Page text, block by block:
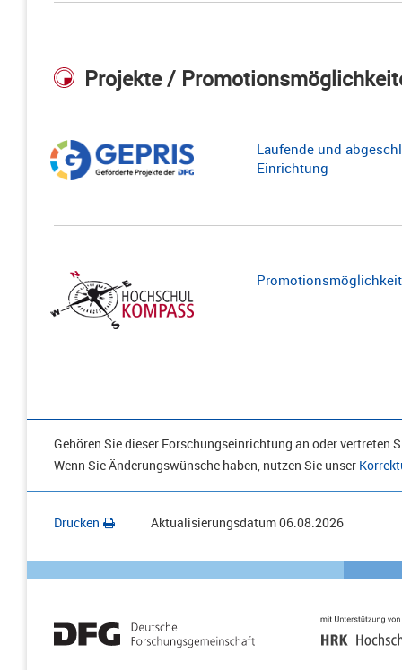
Projekte /
Laufende und
Einrichtung
Gehören Sie dieser Forschungseinrichtung an oder vertreten
Wenn Sie Änderungswünsche haben, nutzen Sie unser
Drucken Aktualisierungsdatum06.08.2026